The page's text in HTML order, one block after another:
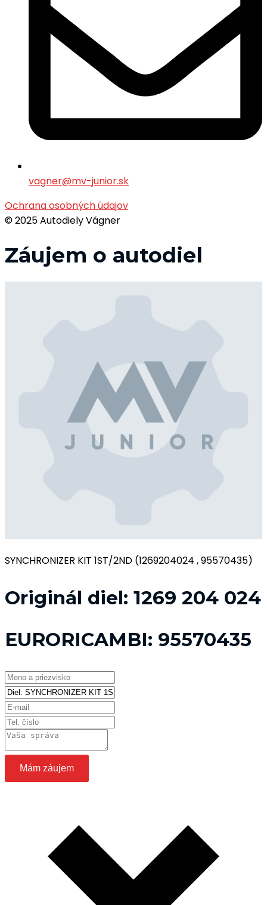
vagner@mv-junior.sk
Ochrana osobných údajov
© 2025 Autodiely Vágner
Záujem o autodiel
SYNCHRONIZER KIT 1ST/2ND (1269204024 , 95570435)
Originál diel: 1269 204 024
EURORICAMBI: 95570435
Mám záujem